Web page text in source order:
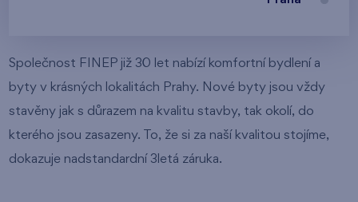
Společnost FINEP již 30 let nabízí komfortní bydlení a
byty v krásných lokalitách Prahy. Nové byty jsou vždy
stavěny jak s důrazem na kvalitu stavby, tak okolí, do
kterého jsou zasazeny. To, že si za naší kvalitou stojíme,
dokazuje nadstandardní 3letá záruka.